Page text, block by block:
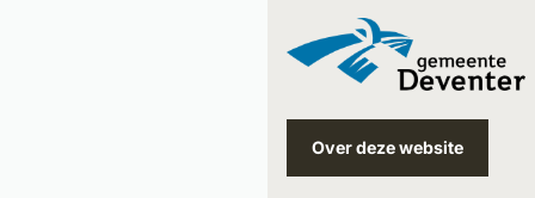
paginainhoud
telefoonnummer)
e-
Over deze website